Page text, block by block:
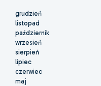
grudzień
listopad
październik
wrzesień
sierpień
lipiec
czerwiec
maj